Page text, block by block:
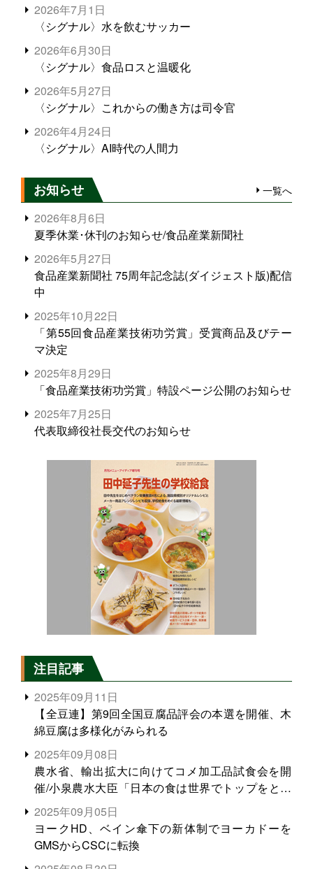
2026年7月1日
〈シグナル〉水を飲むサッカー
2026年6月30日
〈シグナル〉食品ロスと温暖化
2026年5月27日
〈シグナル〉これからの働き方は司令官
2026年4月24日
〈シグナル〉AI時代の人間力
お知らせ 一覧へ
2026年8月6日
夏季休業･休刊のお知らせ/食品産業新聞社
2026年5月27日
食品産業新聞社 75周年記念誌(ダイジェスト版)配信
中
2025年10月22日
「第55回食品産業技術功労賞」受賞商品及びテー
マ決定
2025年8月29日
「食品産業技術功労賞」特設ページ公開のお知らせ
2025年7月25日
代表取締役社長交代のお知らせ
注目記事
2025年09月11日
【全豆連】第9回全国豆腐品評会の本選を開催、木
綿豆腐は多様化がみられる
2025年09月08日
農水省、輸出拡大に向けてコメ加工品試食会を開
催/小泉農水大臣「日本の食は世界でトップをとれ
る。米増産に向けて、米輸出需要の拡大を」
2025年09月05日
ヨークHD、ベイン傘下の新体制でヨーカドーを
GMSからCSCに転換